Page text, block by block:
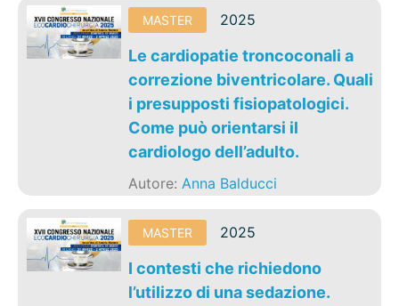
MASTER 2025
Le cardiopatie troncoconali a
correzione biventricolare. Quali
i presupposti fisiopatologici.
Come può orientarsi il
cardiologo dell’adulto.
Autore:Anna Balducci
MASTER 2025
I contesti che richiedono
l’utilizzo di una sedazione.